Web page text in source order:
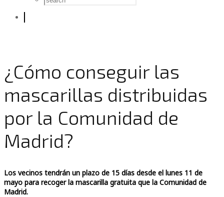
¿Cómo conseguir las
mascarillas distribuidas
por la Comunidad de
Madrid?
Los vecinos tendrán un plazo de 15 días desde el lunes 11 de
mayo para recoger la mascarilla gratuita que la Comunidad de
Madrid.